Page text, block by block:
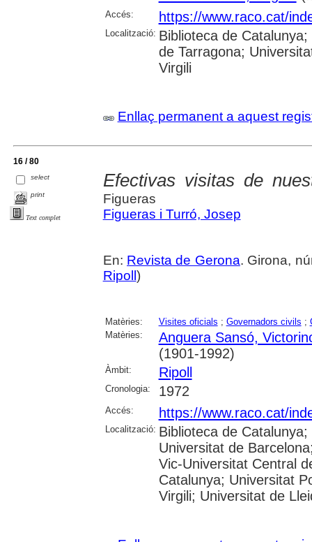
Accés: https://www.raco.cat/
Localització: Biblioteca de
de Tarragona;
Virgili
Enllaç permanent a aquest
16 / 80
select
print
Text complet
Efectivas visitas de
Figueras
Figueras i Turró, Josep
En: Revista de Gerona. Girona,
Ripoll)
Matèries: Visites oficials ; Governadors civils ;
Matèries:
Anguera Sansó,
(1901-1992)
Àmbit: Ripoll
Cronologia: 1972
Accés: https://www.raco.cat/
Localització: Biblioteca de
Universitat de
Vic-Universitat Central
Catalunya; Universitat
Virgili; Universitat de